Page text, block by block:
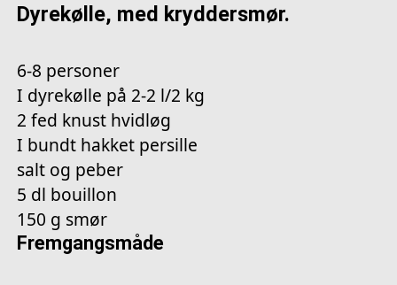
Dyrekølle, med kryddersmør.
6-8 personer
I dyrekølle på 2-2 l/2 kg
2 fed knust hvidløg
I bundt hakket persille
salt og peber
5 dl bouillon
150 g smør
Fremgangsmåde